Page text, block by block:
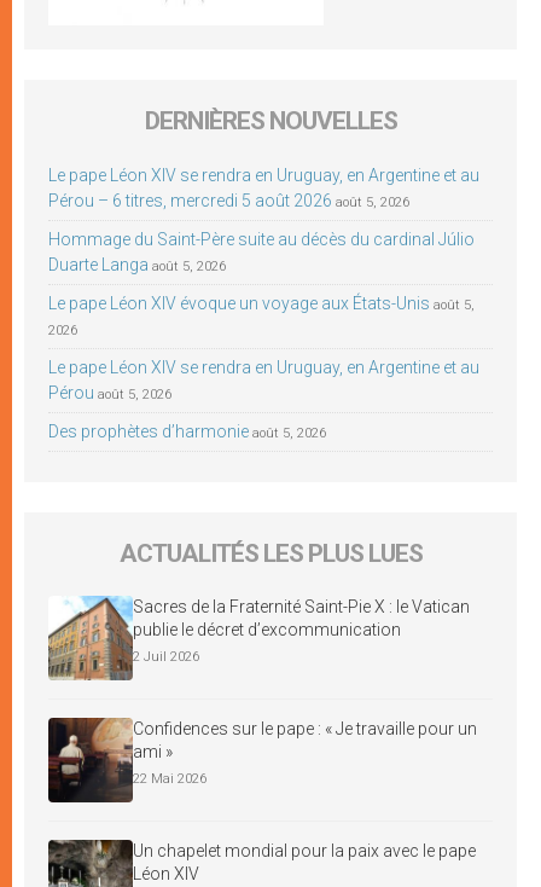
DERNIÈRES NOUVELLES
Le pape Léon XIV se rendra en Uruguay, en Argentine et au
Pérou – 6 titres, mercredi 5 août 2026 août 5, 2026
Hommage du Saint-Père suite au décès du cardinal Júlio
Duarte Langa août 5, 2026
Le pape Léon XIV évoque un voyage aux États-Unis août 5,
2026
Le pape Léon XIV se rendra en Uruguay, en Argentine et au
Pérou août 5, 2026
Des prophètes d’harmonie août 5, 2026
ACTUALITÉS LES PLUS LUES
Sacres de la Fraternité Saint-Pie X : le Vatican
publie le décret d’excommunication
2 Juil 2026
Confidences sur le pape : « Je travaille pour un
ami »
22 Mai 2026
Un chapelet mondial pour la paix avec le pape
Léon XIV